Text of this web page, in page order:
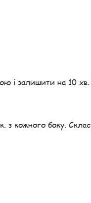
і залишити на 10 хв.
з кожного боку.